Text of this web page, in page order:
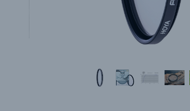
Цифровые фотоаппараты